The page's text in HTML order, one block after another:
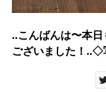
..こんばんは〜本
ございました！
製ほうじ茶シロッ